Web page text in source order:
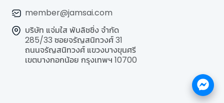
member@jamsai.com
บริษัท แจ่มใส พับลิชชิ่ง จำกัด
285/33 ซอยจรัญสนิทวงศ์ 31
ถนนจรัญสนิทวงศ์ แขวงบางขุนศรี
เขตบางกอกน้อย กรุงเทพฯ 10700